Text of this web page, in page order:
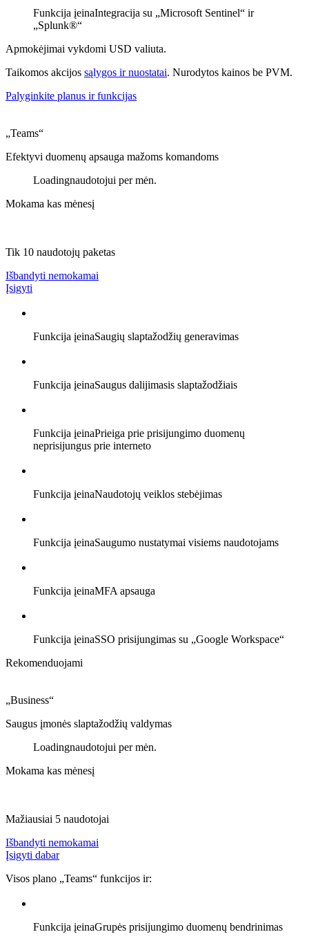
Funkcija įeinaIntegracija su „Microsoft Sentinel“ ir
„Splunk®“
Apmokėjimai vykdomi USD valiuta.
Taikomos akcijos sąlygos ir nuostatai. Nurodytos kainos be PVM.
Palyginkite planus ir funkcijas
„Teams“
Efektyvi duomenų apsauga mažoms komandoms
Loadingnaudotojui per mėn.
Mokama kas mėnesį
Tik 10 naudotojų paketas
Išbandyti nemokamai
Įsigyti
Funkcija įeinaSaugių slaptažodžių generavimas
Funkcija įeinaSaugus dalijimasis slaptažodžiais
Funkcija įeinaPrieiga prie prisijungimo duomenų
neprisijungus prie interneto
Funkcija įeinaNaudotojų veiklos stebėjimas
Funkcija įeinaSaugumo nustatymai visiems naudotojams
Funkcija įeinaMFA apsauga
Funkcija įeinaSSO prisijungimas su „Google Workspace“
Rekomenduojami
„Business“
Saugus įmonės slaptažodžių valdymas
Loadingnaudotojui per mėn.
Mokama kas mėnesį
Mažiausiai 5 naudotojai
Išbandyti nemokamai
Įsigyti dabar
Visos plano „Teams“ funkcijos ir:
Funkcija įeinaGrupės prisijungimo duomenų bendrinimas